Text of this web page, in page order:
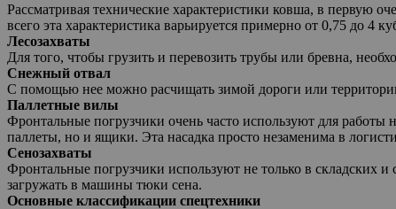
Рассматривая технические характеристики ковша, в первую
всего эта характеристика варьируется примерно от 0,75 до 4
Лесозахваты
Для того, чтобы грузить и перевозить трубы или бревна,
Снежный отвал
С помощью нее можно расчищать зимой дороги или
Паллетные вилы
Фронтальные погрузчики очень часто используют для
паллеты, но и ящики. Эта насадка просто незаменима в
Сенозахваты
Фронтальные погрузчики используют не только в складских
загружать в машины тюки сена.
Основные классификации спецтехники